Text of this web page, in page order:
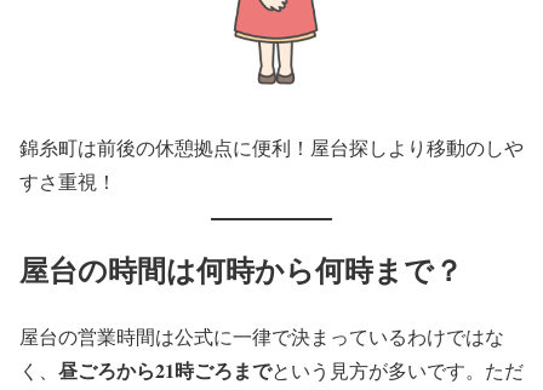
錦糸町は前後の休憩拠点に便利！屋台探しより移動のしや
すさ重視！
屋台の時間は何時から何時まで？
屋台の営業時間は公式に一律で決まっているわけではな
く、 昼ごろから21時ごろまでという見方が多いです。ただ